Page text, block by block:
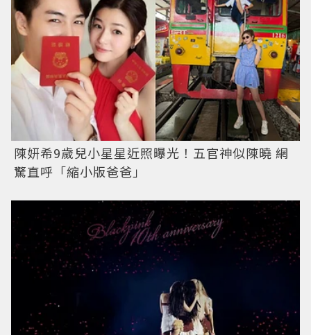
陳妍希9歲兒小星星近照曝光！五官神似陳曉 網
驚直呼「縮小版爸爸」